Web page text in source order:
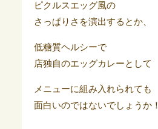
ピクルスエッグ風の
さっぱりさを演出するとか、
低糖質ヘルシーで
店独自のエッグカレーとして
メニューに組み入れられても
面白いのではないでしょうか！